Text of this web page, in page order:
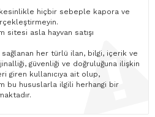
kesinlikle hiçbir sebeple kapora ve
sitesi asla hayvan satışı
sağlanan her türlü ilan, bilgi, içerik ve
güvenliği ve doğruluğuna ilişkin
giren kullanıcıya ait olup,
bu hususlarla ilgili herhangi bir